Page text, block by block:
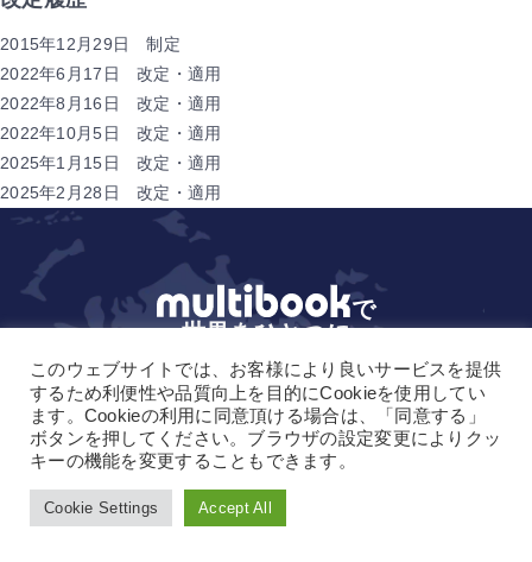
2015年12月29日 制定
2022年6月17日 改定・適用
2022年8月16日 改定・適用
2022年10月5日 改定・適用
2025年1月15日 改定・適用
2025年2月28日 改定・適用
で
世界をひとつに
サービス資料ダウンロード
見積もり依頼 / お問い合わせはこちら
デモリクエスト
このウェブサイトでは、お客様により良いサービスを提供
するため利便性や品質向上を目的にCookieを使用してい
ます。Cookieの利用に同意頂ける場合は、「同意する」
ボタンを押してください。ブラウザの設定変更によりクッ
キーの機能を変更することもできます。
Cookie Settings Accept All